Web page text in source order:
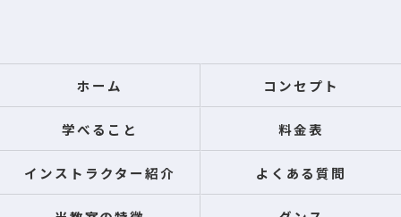
ホーム コンセプト
学べること 料金表
インストラクター紹介 よくある質問